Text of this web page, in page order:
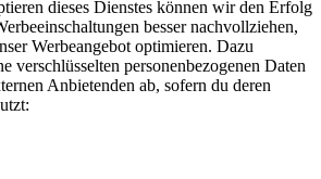
dieses Dienstes können wir den Erfolg
besser nachvollziehen,
Werbeangebot optimieren. Dazu
verschlüsselten personenbezogenen Daten
Anbietenden ab, sofern du deren